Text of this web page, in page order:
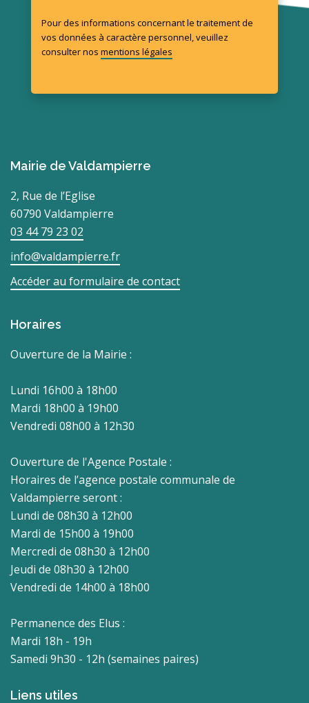
Pour des informations concernant le traitement de
vos données à caractère personnel, veuillez
consulter nos mentions légales
Mairie de Valdampierre
2, Rue de l’Eglise
60790 Valdampierre
03 44 79 23 02
info@valdampierre.fr
Accéder au formulaire de contact
Horaires
Ouverture de la Mairie :
Lundi 16h00 à 18h00
Mardi 18h00 à 19h00
Vendredi 08h00 à 12h30
Ouverture de l'Agence Postale :
Horaires de l’agence postale communale de
Valdampierre seront :
Lundi de 08h30 à 12h00
Mardi de 15h00 à 19h00
Mercredi de 08h30 à 12h00
Jeudi de 08h30 à 12h00
Vendredi de 14h00 à 18h00
Permanence des Elus :
Mardi 18h - 19h
Samedi 9h30 - 12h (semaines paires)
Liens utiles